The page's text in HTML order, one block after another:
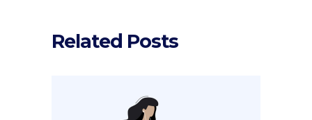
Related Posts